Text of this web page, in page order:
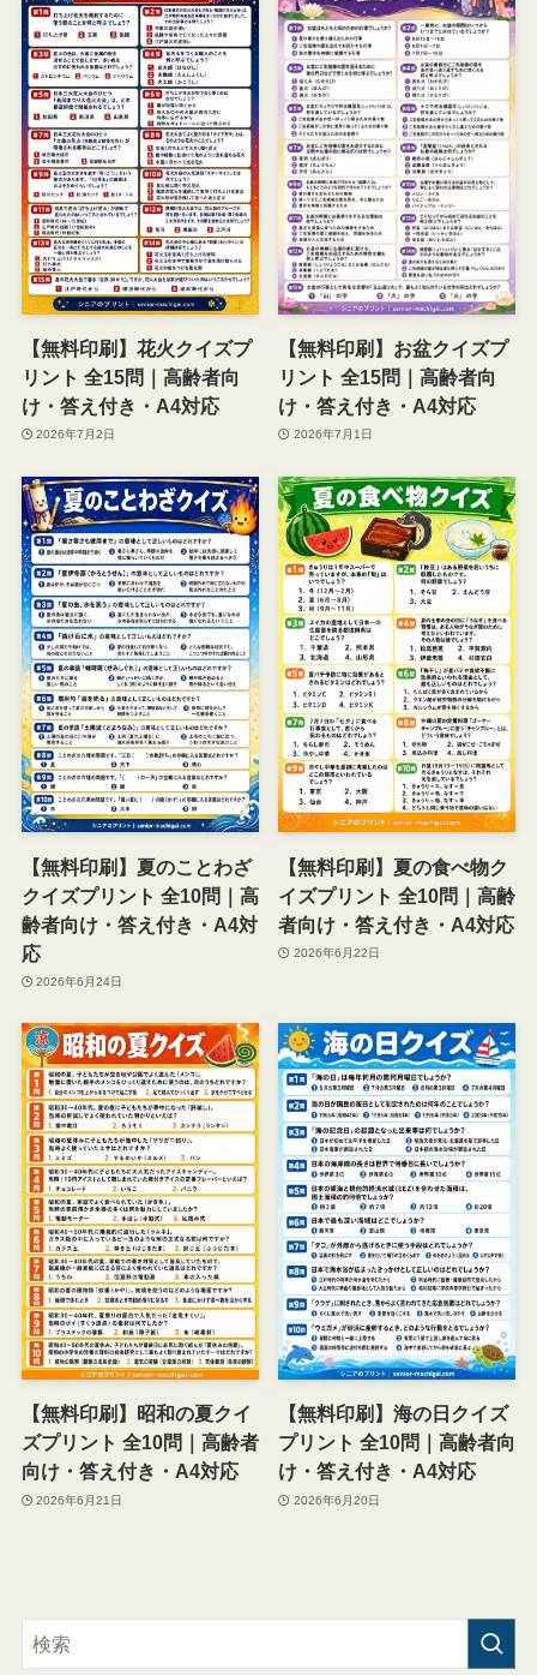
【無料印刷】花火クイズプ
リント 全15問｜高齢者向
け・答え付き・A4対応
2026年7月2日
【無料印刷】お盆クイズプ
リント 全15問｜高齢者向
け・答え付き・A4対応
2026年7月1日
【無料印刷】夏のことわざ
クイズプリント 全10問｜高
齢者向け・答え付き・A4対
応
2026年6月24日
【無料印刷】夏の食べ物ク
イズプリント 全10問｜高齢
者向け・答え付き・A4対応
2026年6月22日
【無料印刷】昭和の夏クイ
ズプリント 全10問｜高齢者
向け・答え付き・A4対応
2026年6月21日
【無料印刷】海の日クイズ
プリント 全10問｜高齢者向
け・答え付き・A4対応
2026年6月20日